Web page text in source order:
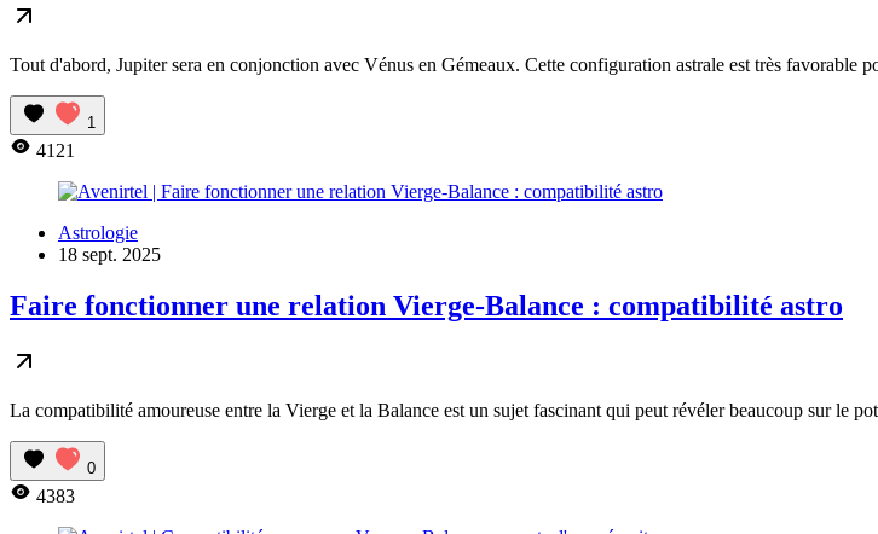
Tout d'abord, Jupiter sera en conjonction avec Vénus en Gémeaux. Cette configuration astrale est très favorable
1
4121
Astrologie
18 sept. 2025
Faire fonctionner une relation Vierge-Balance : compatibilité astro
La compatibilité amoureuse entre la Vierge et la Balance est un sujet fascinant qui peut révéler beaucoup sur le
0
4383